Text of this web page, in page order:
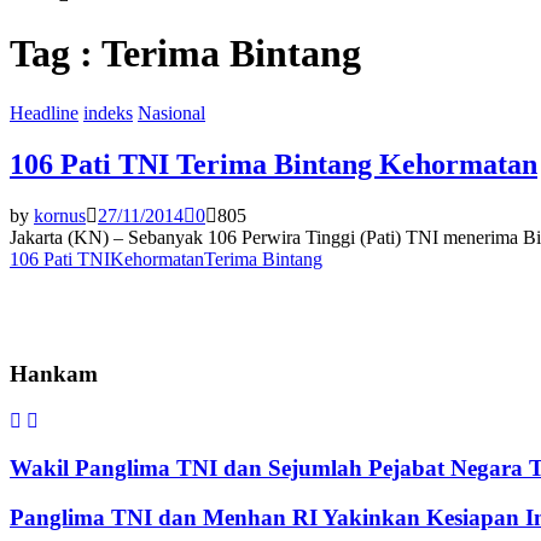
Tag : Terima Bintang
Headline indeks Nasional
106 Pati TNI Terima Bintang Kehormatan
by kornus 27/11/2014 0 805
Jakarta (KN) – Sebanyak 106 Perwira Tinggi (Pati) TNI menerima
106 Pati TNIKehormatanTerima Bintang
Hankam
Wakil Panglima TNI dan Sejumlah Pejabat
Panglima TNI dan Menhan RI Yakinkan Kesiapan